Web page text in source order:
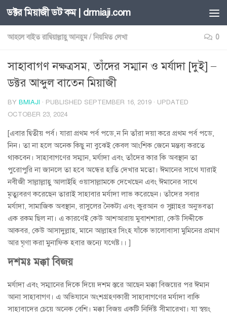
Skip to content
ডক্টর মিয়াজী ডট কম | drmiaji.com
আহলে বাইত রাদ্বিয়াল্লাহু আনহুম / নিয়মিত লেখা 0
সাহাবাগণ নক্ষত্রসম, তাঁদের সম্মান ও মর্যাদা [দুই] –
ডক্টর আব্দুল বাতেন মিয়াজী
BY BMIAJI · PUBLISHED SEPTEMBER 16, 2019 · UPDATED
OCTOBER 23, 2024
[এবার দ্বিতীয় পর্ব। যারা প্রথম পর্ব পড়েন নি তাঁরা দয়া করে প্রথম পর্ব পড়ে
নিন। তা না হলে অনেক কিছু না বুঝেই কেবল আংশিক জেনে মন্তব্য করতে
থাকবেন। সাহাবাগণের সম্মান, মর্যাদা এবং তাঁদের কার কি অবস্থান তা
পুরোপুরি না জানলে তা হবে অন্ধের হাতি দেখার মতো। ঈমানের সাথে যারাই
নবীজী সাল্লাল্লাহু আলাইহি ওয়াসাল্লামকে দেখেছেন এবং ঈমানের সাথে
মৃত্যুবরণ করেছেন তারাই সাহাবার মর্যাদা লাভ করেছেন। তাঁদের সবার
মর্যাদা, সামাজিক অবস্থান, রাসুলের নৈকট্য এবং কুরআন ও সুন্নাহর অনুভবতা
এক রকম ছিল না। এ কারণেই কেউ আশআরায় মুবাশশারা, কেউ সিদ্দীকে
আকবর, কেউ আসাদুল্লাহ, মানে আল্লাহর সিংহ যাঁকে ভালোবাসা মুমিনের প্রমাণ
আর ঘৃণা করা মুনাফিক হবার জন্যে যথেষ্ট।। ]
দশমঃ মক্কা বিজয়
মর্যাদা এবং সম্মানের দিকে দিয়ে দশম স্তরে আছেন মক্কা বিজয়ের পর ঈমান
আনা সাহাবাগণ। এ অভিযানে অংশগ্রহণকারী সাহাবাগণের মর্যাদা বাকি
সাহাবাদের চেয়ে অনেক বেশি। মক্কা বিজয় একটি নির্দিষ্ট সীমারেখা। যা স্বয়ং